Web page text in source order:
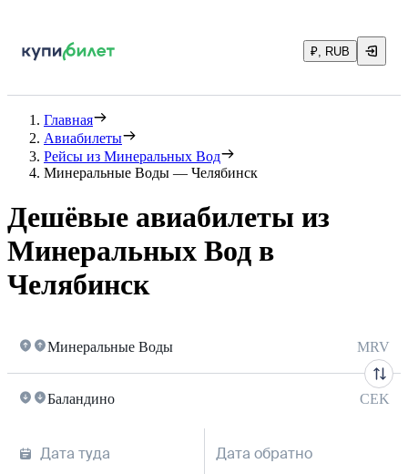
₽, RUB
Главная
Авиабилеты
Рейсы из Минеральных Вод
Минеральные Воды — Челябинск
Дешёвые авиабилеты из
Минеральных Вод в
Челябинск
Минеральные Воды MRV
Баландино CEK
Дата туда Дата обратно